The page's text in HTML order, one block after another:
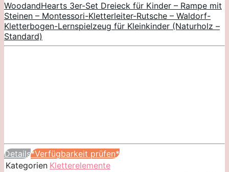
WoodandHearts 3er-Set Dreieck für Kinder – Rampe mit
Steinen – Montessori-Kletterleiter-Rutsche – Waldorf-
Kletterbogen-Lernspielzeug für Kleinkinder (Naturholz –
Standard)
Details*Verfügbarkeit prüfen*
Kategorien Kletterelemente